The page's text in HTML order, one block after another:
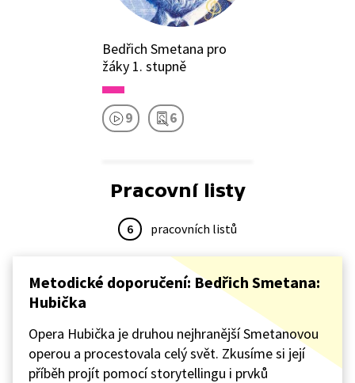
Bedřich Smetana pro
žáky 1. stupně
9 6
Pracovní listy
6 pracovních listů
Metodické doporučení: Bedřich Smetana:
Hubička
Opera Hubička je druhou nejhranější Smetanovou
operou a procestovala celý svět. Zkusíme si její
příběh projít pomocí storytellingu i prvků